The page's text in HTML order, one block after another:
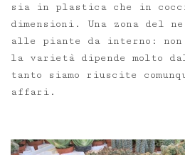
sia in plastica che in
dimensioni. Una zona del
alle piante da interno: non
la varietà dipende molto
tanto siamo riuscite
affari.